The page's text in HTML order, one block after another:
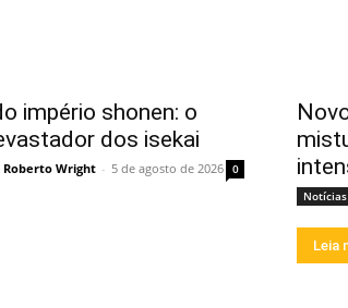
império shonen: o
dos isekai
Roberto Wright - 5 de agosto de 2026 0
Notícias
Leia